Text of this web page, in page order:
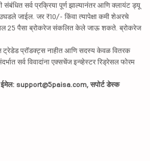
सर्व प्रक्रिया पूर्ण झाल्यानंतर आणि क्लायंट ड्यू
जाईल. जर ₹10/- किंवा त्यापेक्षा कमी शेअरचे
25 पैसा ब्रोकरेज संकलित केले जाऊ शकते. ब्रोकरेज
प्रॉडक्ट्स नाहीत आणि सदस्य केवळ वितरक
सर्व विवादांना एक्सचेंज इन्व्हेस्टर रिड्रेसल फोरम
ईमेल: support@5paisa.com, सपोर्ट डेस्क